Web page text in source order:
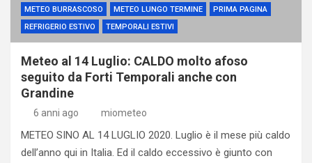
METEO BURRASCOSO METEO LUNGO TERMINE
PRIMA PAGINA
REFRIGERIO ESTIVO
TEMPORALI ESTIVI
Meteo al 14 Luglio: CALDO molto afoso
seguito da Forti Temporali anche con
Grandine
6 anni ago miometeo
METEO SINO AL 14 LUGLIO 2020. Luglio è il mese più caldo
dell’anno qui in Italia. Ed il caldo eccessivo è giunto con